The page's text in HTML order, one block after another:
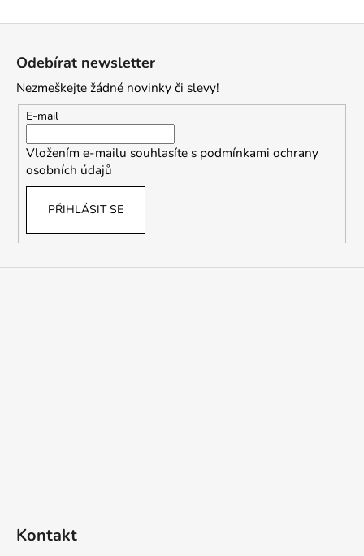
Odebírat newsletter
Nezmeškejte žádné novinky či slevy!
E-mail
Vložením e-mailu souhlasíte s podmínkami ochrany
osobních údajů
PŘIHLÁSIT SE
Kontakt